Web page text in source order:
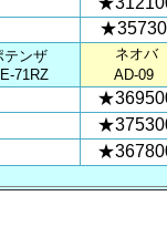
テンザ
71RZ
ネオバ
AD-09